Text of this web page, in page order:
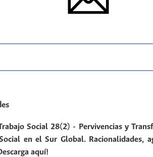
Social 28(2) - Pervivencias y
en el Sur Global. Racionalidades,
aquí!